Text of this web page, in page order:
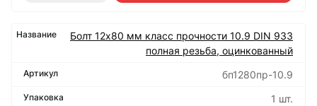
Болт 12х80 мм класс прочности 10.9 DIN 933
полная резьба, оцинкованный
бп1280пр-10.9
1 шт.